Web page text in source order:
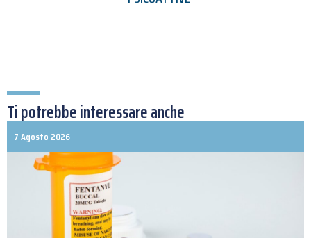
Ti potrebbe interessare anche
7 Agosto 2026